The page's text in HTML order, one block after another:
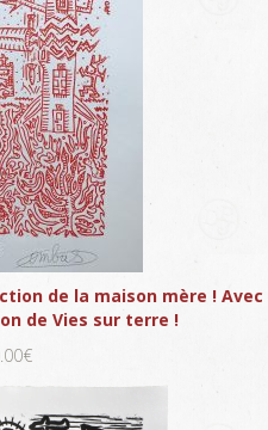
de la maison mère ! Avec
de Vies sur terre !